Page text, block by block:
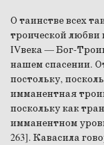
О таинстве всех
троической любви
IVвека — Бог-
нашем спасении.
постольку,
имманентная
поскольку как
имманентном
263]. Кавасила